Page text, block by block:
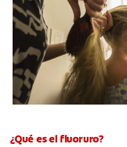
¿Qué es el fluoruro?